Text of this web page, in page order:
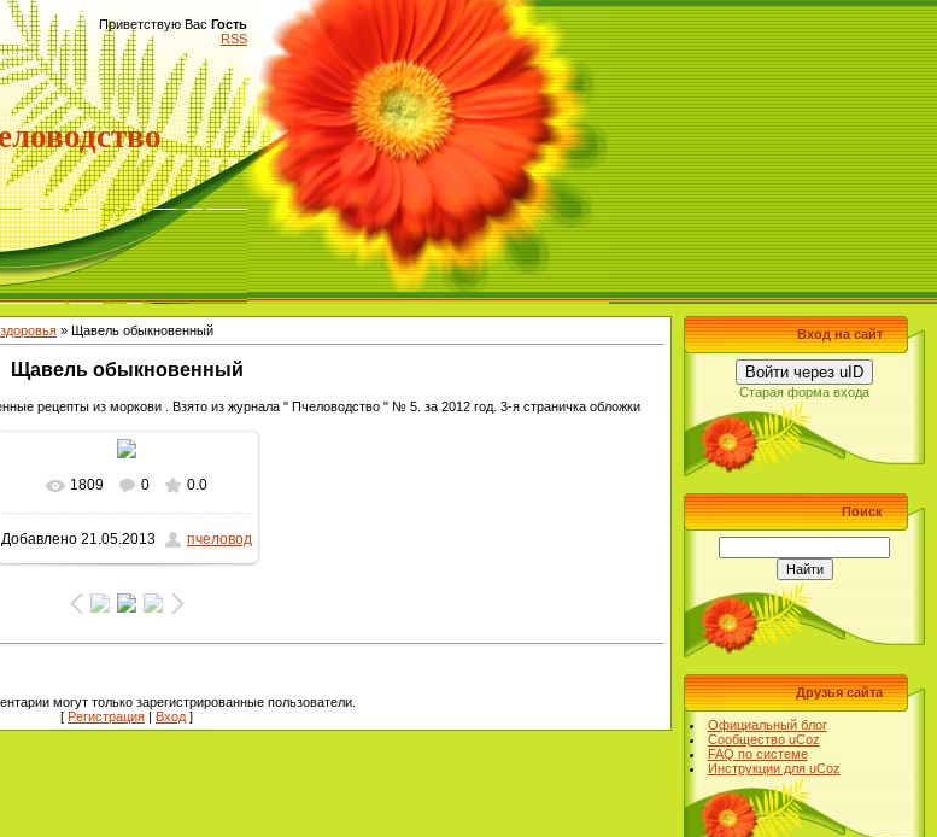
Приветствую Вас Гость
RSS
» Щавель обыкновенный
Щавель обыкновенный
рецепты из моркови . Взято из журнала " Пчеловодство " № 5. за 2012 год. 3-я страничка обложки
В реальном размере
1169x1600/ 373.9Kb
1809 0 0.0
Добавлено 21.05.2013 пчеловод
могут только зарегистрированные пользователи.
[ Регистрация Вход]
Вход на сайт
Войти через uID
Старая форма входа
Поиск
Друзья сайта
Официальный блог
Сообщество uCoz
FAQ по системе
Инструкции для uCoz